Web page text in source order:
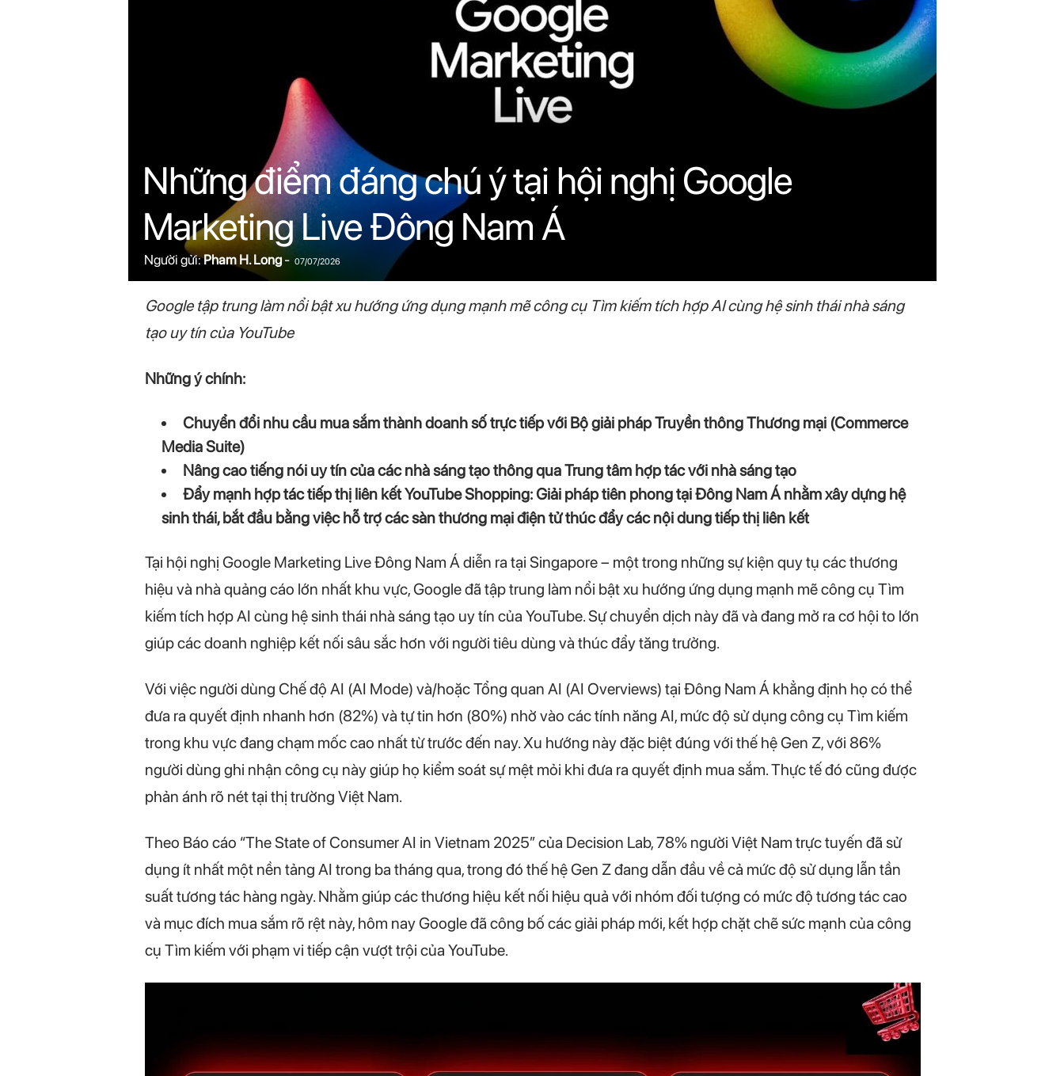
o
m
Những điểm đáng chú ý tại hội nghị Google
Marketing Live Đông Nam Á
Người gửi:Pham H. Long- 07/07/2026
Google tập trung làm nổi bật xu hướng ứng dụng mạnh mẽ công cụ Tìm kiếm tích hợp AI cùng hệ sinh thái nhà sáng
tạo uy tín của YouTube
Những ý chính:
Chuyển đổi nhu cầu mua sắm thành doanh số trực tiếp với Bộ giải pháp Truyền thông Thương mại (Commerce
Media Suite)
Nâng cao tiếng nói uy tín của các nhà sáng tạo thông qua Trung tâm hợp tác với nhà sáng tạo
Đẩy mạnh hợp tác tiếp thị liên kết YouTube Shopping: Giải pháp tiên phong tại Đông Nam Á nhằm xây dựng hệ
sinh thái, bắt đầu bằng việc hỗ trợ các sàn thương mại điện tử thúc đẩy các nội dung tiếp thị liên kết
Tại hội nghị Google Marketing Live Đông Nam Á diễn ra tại Singapore – một trong những sự kiện quy tụ các thương
hiệu và nhà quảng cáo lớn nhất khu vực, Google đã tập trung làm nổi bật xu hướng ứng dụng mạnh mẽ công cụ Tìm
kiếm tích hợp AI cùng hệ sinh thái nhà sáng tạo uy tín của YouTube. Sự chuyển dịch này đã và đang mở ra cơ hội to lớn
giúp các doanh nghiệp kết nối sâu sắc hơn với người tiêu dùng và thúc đẩy tăng trưởng.
Với việc người dùng Chế độ AI (AI Mode) và/hoặc Tổng quan AI (AI Overviews) tại Đông Nam Á khẳng định họ có thể
đưa ra quyết định nhanh hơn (82%) và tự tin hơn (80%) nhờ vào các tính năng AI, mức độ sử dụng công cụ Tìm kiếm
trong khu vực đang chạm mốc cao nhất từ trước đến nay. Xu hướng này đặc biệt đúng với thế hệ Gen Z, với 86%
người dùng ghi nhận công cụ này giúp họ kiểm soát sự mệt mỏi khi đưa ra quyết định mua sắm. Thực tế đó cũng được
phản ánh rõ nét tại thị trường Việt Nam.
Theo Báo cáo “The State of Consumer AI in Vietnam 2025″ của Decision Lab, 78% người Việt Nam trực tuyến đã sử
dụng ít nhất một nền tảng AI trong ba tháng qua, trong đó thế hệ Gen Z đang dẫn đầu về cả mức độ sử dụng lẫn tần
suất tương tác hàng ngày. Nhằm giúp các thương hiệu kết nối hiệu quả với nhóm đối tượng có mức độ tương tác cao
và mục đích mua sắm rõ rệt này, hôm nay Google đã công bố các giải pháp mới, kết hợp chặt chẽ sức mạnh của công
cụ Tìm kiếm với phạm vi tiếp cận vượt trội của YouTube.